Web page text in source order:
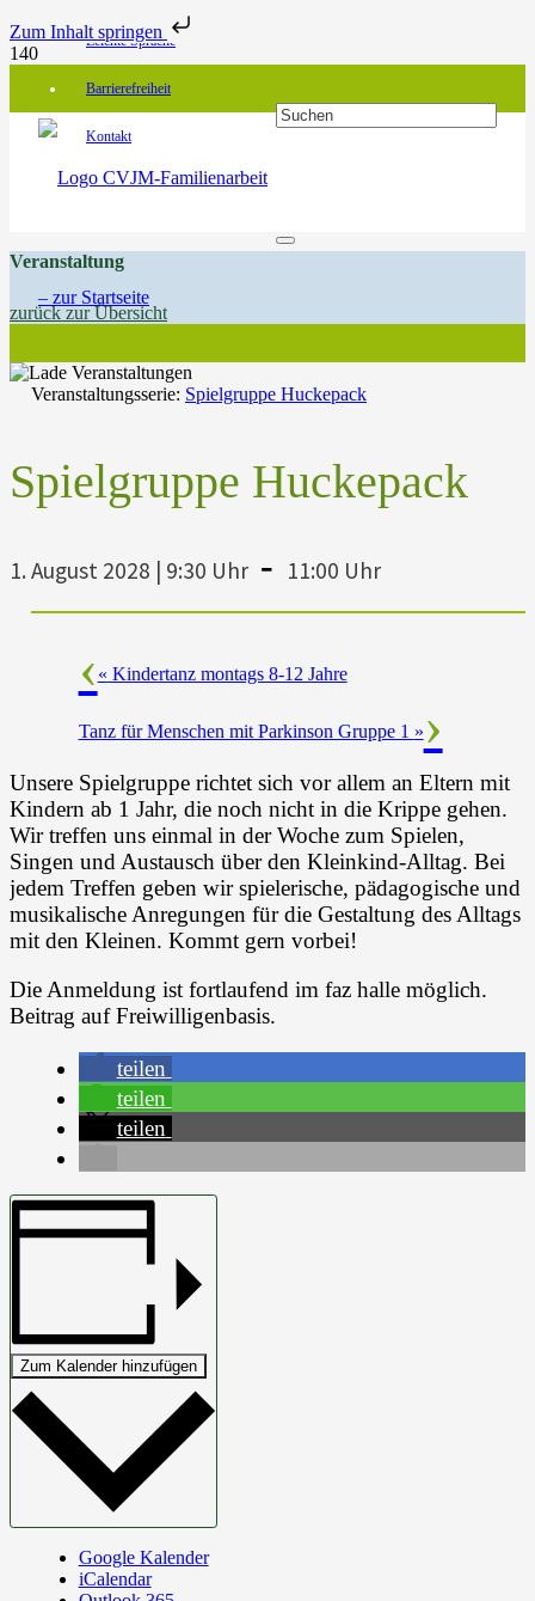
Zum Inhalt springen
Leichte Sprache
Barrierefreiheit
Kontakt
Veranstaltung
zurück zur Übersicht
Veranstaltungsserie: Spielgruppe Huckepack
Spielgruppe Huckepack
1. August 2028 | 9:30 Uhr - 11:00 Uhr
« Kindertanz montags 8-12 Jahre
Tanz für Menschen mit Parkinson Gruppe 1 »
Unsere Spielgruppe richtet sich vor allem an Eltern mit
Kindern ab 1 Jahr, die noch nicht in die Krippe gehen.
Wir treffen uns einmal in der Woche zum Spielen,
Singen und Austausch über den Kleinkind-Alltag. Bei
jedem Treffen geben wir spielerische, pädagogische und
musikalische Anregungen für die Gestaltung des Alltags
mit den Kleinen. Kommt gern vorbei!
Die Anmeldung ist fortlaufend im faz halle möglich.
Beitrag auf Freiwilligenbasis.
teilen
teilen
teilen
Zum Kalender hinzufügen
Google Kalender
iCalendar